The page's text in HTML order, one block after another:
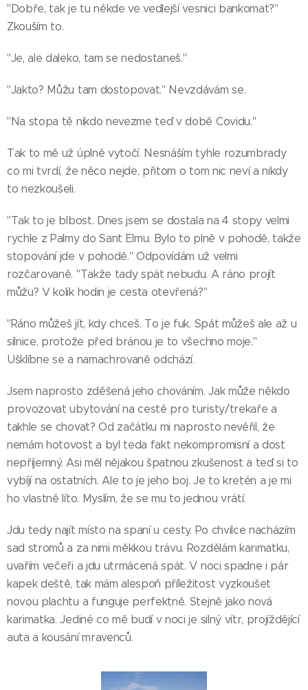
"Dobře, tak je tu někde ve vedlejší vesnici bankomat?"
Zkouším to.
"Je, ale daleko, tam se nedostaneš."
"Jakto? Můžu tam dostopovat." Nevzdávám se.
"Na stopa tě nikdo nevezme teď v době Covidu."
Tak to mě už úplně vytočí. Nesnáším tyhle rozumbrady
co mi tvrdí, že něco nejde, přitom o tom nic neví a nikdy
to nezkoušeli.
"Tak to je blbost. Dnes jsem se dostala na 4 stopy velmi
rychle z Palmy do Sant Elmu. Bylo to plně v pohodě, takže
stopování jde v pohodě." Odpovídám už velmi
rozčarovaně. "Takže tady spát nebudu. A ráno projít
můžu? V kolik hodin je cesta otevřená?"
"Ráno můžeš jít, kdy chceš. To je fuk. Spát můžeš ale až u
silnice, protože před bránou je to všechno moje."
Ušklíbne se a namachrovaně odchází.
Jsem naprosto zděšená jeho chováním. Jak může někdo
provozovat ubytování na cestě pro turisty/trekaře a
takhle se chovat? Od začátku mi naprosto nevěřil, že
nemám hotovost a byl teda fakt nekompromisní a dost
nepříjemný. Asi měl nějakou špatnou zkušenost a teď si to
vybíjí na ostatních. Ale to je jeho boj. Je to kretén a je mi
ho vlastně líto. Myslím, že se mu to jednou vrátí.
Jdu tedy najít místo na spaní u cesty. Po chvilce nacházím
sad stromů a za nimi měkkou trávu. Rozdělám karimatku,
uvařím večeři a jdu utrmácená spát. V noci spadne i pár
kapek deště, tak mám alespoň příležitost vyzkoušet
novou plachtu a funguje perfektně. Stejně jako nová
karimatka. Jediné co mě budí v noci je silný vítr, projíždějící
auta a kousání mravenců.